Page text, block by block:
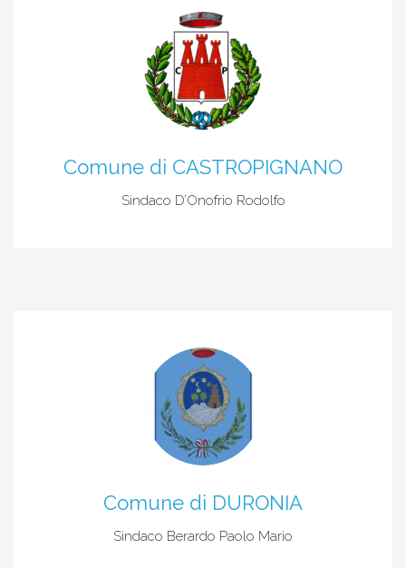
Comune di CASTROPIGNANO
Sindaco D’Onofrio Rodolfo
Comune di DURONIA
Sindaco Berardo Paolo Mario